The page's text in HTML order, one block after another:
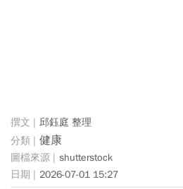
邱鈺庭 整理
健康
shutterstock
2026-07-01 15:27